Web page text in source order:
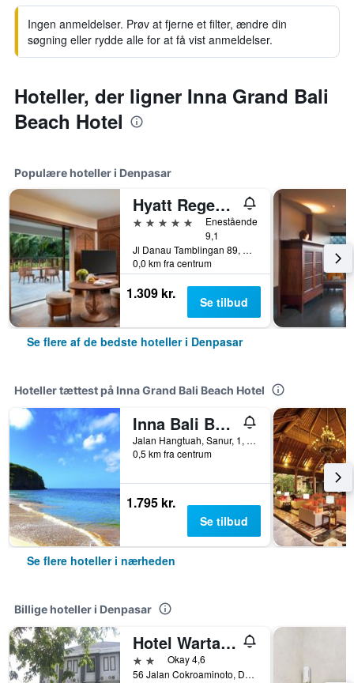
Ingen anmeldelser. Prøv at fjerne et filter, ændre din
søgning eller rydde alle for at få vist anmeldelser.
Hoteller, der ligner Inna Grand Bali
Beach Hotel
Populære hoteller i Denpasar
Hyatt Regency Bali
5 stjerner
Enestående
9,1
Jl Danau Tamblingan 89, Denpasar, Indonesien
0,0 km fra centrum
1.309 kr. Se tilbud
Se flere af de bedste hoteller i Denpasar
Hoteller tættest på Inna Grand Bali Beach Hotel
Inna Bali Beach Garden
Jalan Hangtuah, Sanur, 1, Denpasar, Indonesien
0,5 km fra centrum
1.795 kr.
Se tilbud
Se flere hoteller i nærheden
Billige hoteller i Denpasar
Hotel Warta Dua
2 stjernerOkay 4,6
56 Jalan Cokroaminoto, Denpasar, Indonesien